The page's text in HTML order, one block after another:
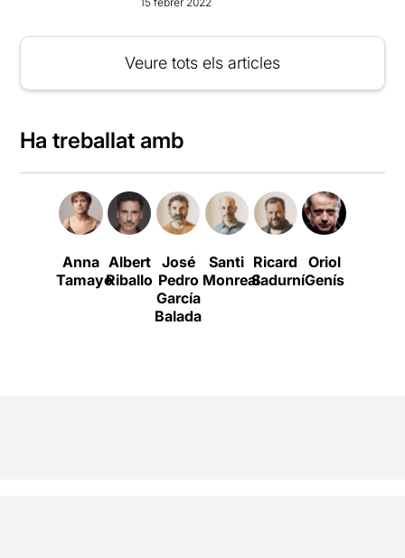
Veure tots els articles
Ha treballat amb
Anna
Tamayo
Albert
Riballo
José
Pedro
García
Balada
Santi
Monreal
Ricard
Sadurní
Oriol
Genís